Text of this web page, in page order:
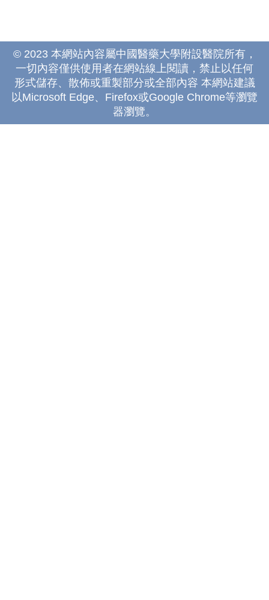
© 2023 本網站內容屬中國醫藥大學附設醫院所有，
一切內容僅供使用者在網站線上閱讀，禁止以任何
形式儲存、散佈或重製部分或全部內容 本網站建議
以Microsoft Edge、Firefox或Google Chrome等瀏覽
器瀏覽。